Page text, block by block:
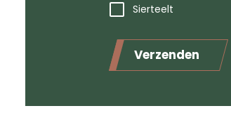
Sierteelt
Verzenden